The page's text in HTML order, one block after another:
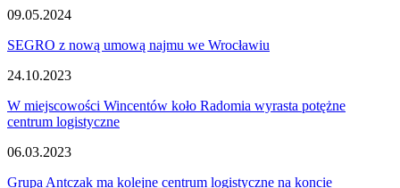
09.05.2024
SEGRO z nową umową najmu we Wrocławiu
24.10.2023
W miejscowości Wincentów koło Radomia wyrasta potężne
centrum logistyczne
06.03.2023
Grupa Antczak ma kolejne centrum logistyczne na koncie